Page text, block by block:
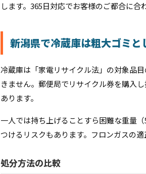
します。365日対応でお客様のご都合に合
新潟県で冷蔵庫は粗大ゴミと
冷蔵庫は「家電リサイクル法」の対象品
きません。郵便局でリサイクル券を購入
あります。
一人では持ち上げることすら困難な重量
つけるリスクもあります。フロンガスの
処分方法の比較